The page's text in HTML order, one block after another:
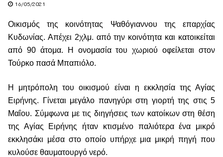
Ιστορία Ελληνισμού
Τοπικές Ιστορίες
Ελληνικές Οργανώσεις Διασποράς
Μαζί Γράφουμε Ιστορία
16/05/2021
Οικισμός της κοινότητας Ψαθόγιαννου της επαρχίας
Κυδωνίας. Απέχει 2χλμ. από την κοινότητα και κατοικείται
από 90 άτομα. Η ονομασία του χωριού οφείλεται στον
Τούρκο πασά Μπαπιόλο.
Η μητρόπολη του οικισμού είναι η εκκλησία της Αγίας
Ειρήνης. Γίνεται μεγάλο πανηγύρι στη γιορτή της στις 5
Μαΐου. Σύμφωνα με τις διηγήσεις των κατοίκων στη θέση
της Αγίας Ειρήνης ήταν κτισμένο παλιότερα ένα μικρό
εκκλησάκι μέσα στο οποίο υπήρχε μια μικρή πηγή που
κυλούσε θαυματουργό νερό.